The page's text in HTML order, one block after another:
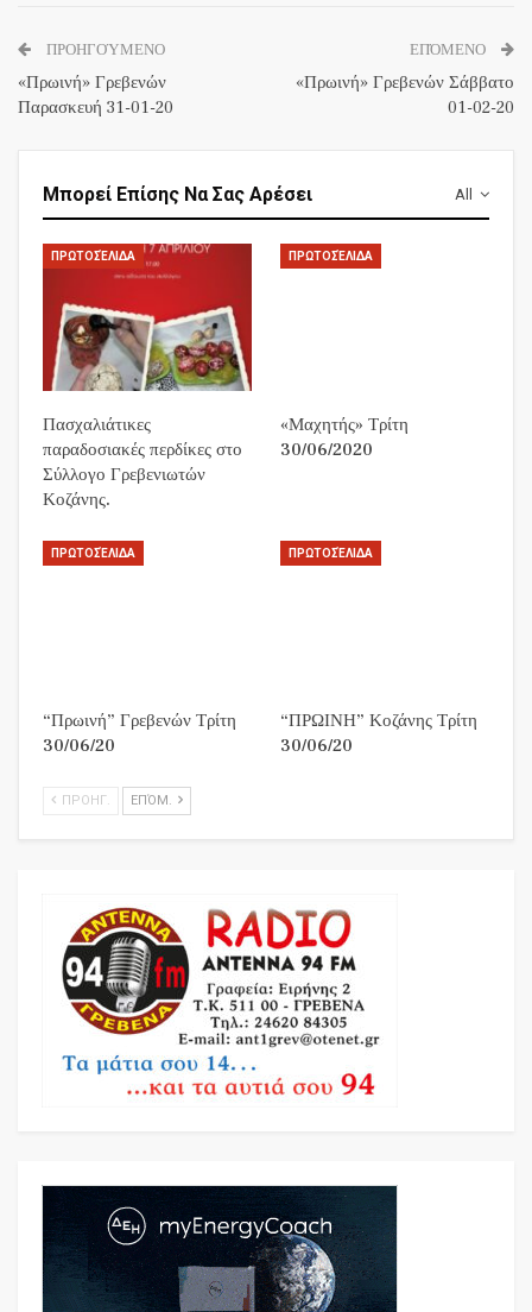
ΠΡΟΗΓΟΎΜΕΝΟ
«Πρωινή» Γρεβενών
Παρασκευή 31-01-20
ΕΠΌΜΕΝΟ
«Πρωινή» Γρεβενών Σάββατο
01-02-20
All
Μπορεί Επίσης Να Σας Αρέσει
ΠΡΩΤΟΣΈΛΙΔΑ
Πασχαλιάτικες
παραδοσιακές περδίκες στο
Σύλλογο Γρεβενιωτών
Κοζάνης.
ΠΡΩΤΟΣΈΛΙΔΑ
«Μαχητής» Τρίτη
30/06/2020
ΠΡΩΤΟΣΈΛΙΔΑ
“Πρωινή” Γρεβενών Τρίτη
30/06/20
ΠΡΩΤΟΣΈΛΙΔΑ
“ΠΡΩΙΝΗ” Κοζάνης Τρίτη
30/06/20
ΠΡΟΗΓ. ΕΠΌΜ.